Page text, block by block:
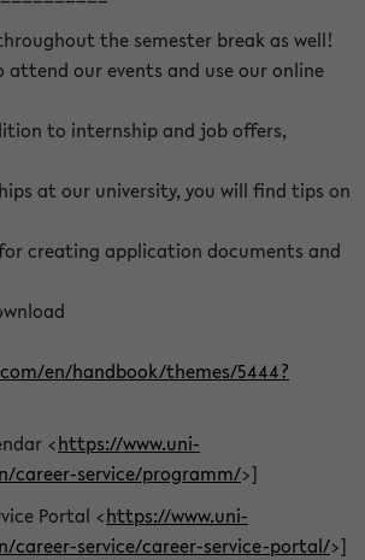
the semester break as well!
attend our events and use our online
to internship and job offers,
at our university, you will find tips on
creating application documents and
en/handbook/themes/5444?
<https://www.uni-
career-service/programm/>]
Portal <https://www.uni-
career-service/career-service-portal/>]